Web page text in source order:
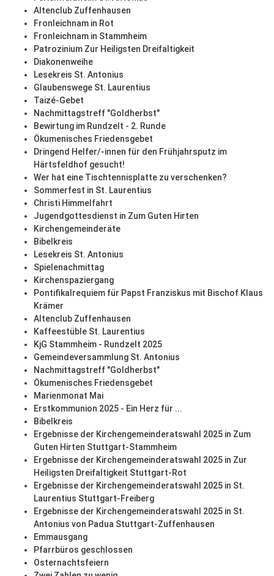
Altenclub Zuffenhausen
Fronleichnam in Rot
Fronleichnam in Stammheim
Patrozinium Zur Heiligsten Dreifaltigkeit
Diakonenweihe
Lesekreis St. Antonius
Glaubenswege St. Laurentius
Taizé-Gebet
Nachmittagstreff "Goldherbst"
Bewirtung im Rundzelt - 2. Runde
Ökumenisches Friedensgebet
Dringend Helfer/-innen für den Frühjahrsputz im
Härtsfeldhof gesucht!
Wer hat eine Tischtennisplatte zu verschenken?
Sommerfest in St. Laurentius
Christi Himmelfahrt
Jugendgottesdienst in Zum Guten Hirten
Kirchengemeinderäte
Bibelkreis
Lesekreis St. Antonius
Spielenachmittag
Kirchenspaziergang
Pontifikalrequiem für Papst Franziskus mit Bischof Klaus
Krämer
Altenclub Zuffenhausen
Kaffeestüble St. Laurentius
KjG Stammheim - Rundzelt 2025
Gemeindeversammlung St. Antonius
Nachmittagstreff "Goldherbst"
Ökumenisches Friedensgebet
Marienmonat Mai
Erstkommunion 2025 - Ein Herz für ...
Bibelkreis
Ergebnisse der Kirchengemeinderatswahl 2025 in Zum
Guten Hirten Stuttgart-Stammheim
Ergebnisse der Kirchengemeinderatswahl 2025 in Zur
Heiligsten Dreifaltigkeit Stuttgart-Rot
Ergebnisse der Kirchengemeinderatswahl 2025 in St.
Laurentius Stuttgart-Freiberg
Ergebnisse der Kirchengemeinderatswahl 2025 in St.
Antonius von Padua Stuttgart-Zuffenhausen
Emmausgang
Pfarrbüros geschlossen
Osternachtsfeiern